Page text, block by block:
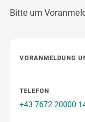
Bitte um
VORANMELDUNG
TELEFON
+43 7672 20000